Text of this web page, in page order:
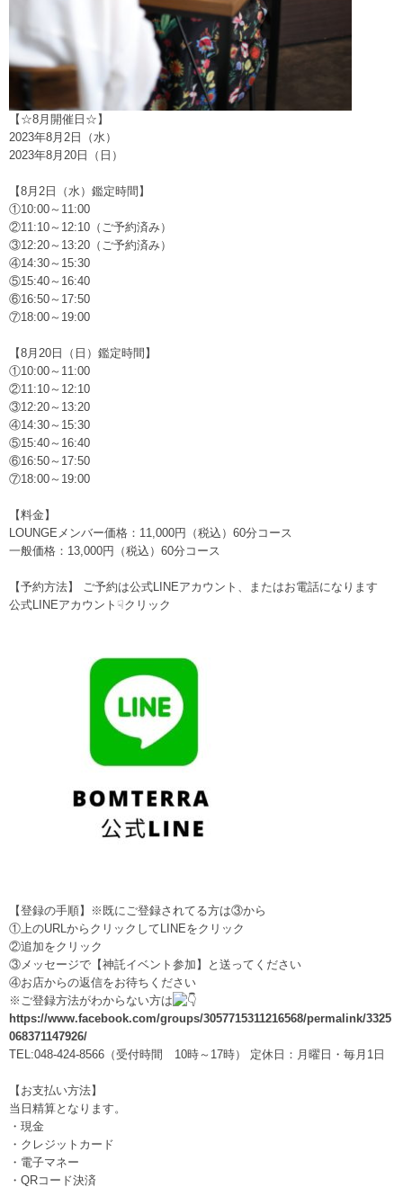
【☆8月開催日☆】
2023年8月2日（水）
2023年8月20日（日）
【8月2日（水）鑑定時間】
①10:00～11:00
②11:10～12:10（ご予約済み）
③12:20～13:20（ご予約済み）
④14:30～15:30
⑤15:40～16:40
⑥16:50～17:50
⑦18:00～19:00
【8月20日（日）鑑定時間】
①10:00～11:00
②11:10～12:10
③12:20～13:20
④14:30～15:30
⑤15:40～16:40
⑥16:50～17:50
⑦18:00～19:00
【料金】
LOUNGEメンバー価格：11,000円（税込）60分コース
一般価格：13,000円（税込）60分コース
【予約方法】 ご予約は公式LINEアカウント、またはお電話になります
公式LINEアカウント☟クリック
【登録の手順】※既にご登録されてる方は③から
①上のURLからクリックしてLINEをクリック
②追加をクリック
③メッセージで【神託イベント参加】と送ってください
④お店からの返信をお待ちください
※ご登録方法がわからない方は
https://www.facebook.com/groups/3057715311216568/permalink/3325
068371147926/
TEL:048-424-8566（受付時間 10時～17時） 定休日：月曜日・毎月1日
【お支払い方法】
当日精算となります。
・現金
・クレジットカード
・電子マネー
・QRコード決済